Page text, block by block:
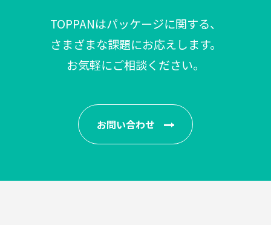
TOPPANはパッケージに関する、
さまざまな課題にお応えします。
お気軽にご相談ください。
お問い合わせ